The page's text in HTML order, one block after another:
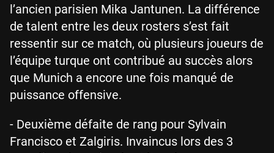
l’ancien parisien Mika Jantunen. La différence
de talent entre les deux rosters s’est fait
ressentir sur ce match, où plusieurs joueurs de
l’équipe turque ont contribué au succès alors
que Munich a encore une fois manqué de
puissance offensive.
- Deuxième défaite de rang pour Sylvain
Francisco et Zalgiris. Invaincus lors des 3